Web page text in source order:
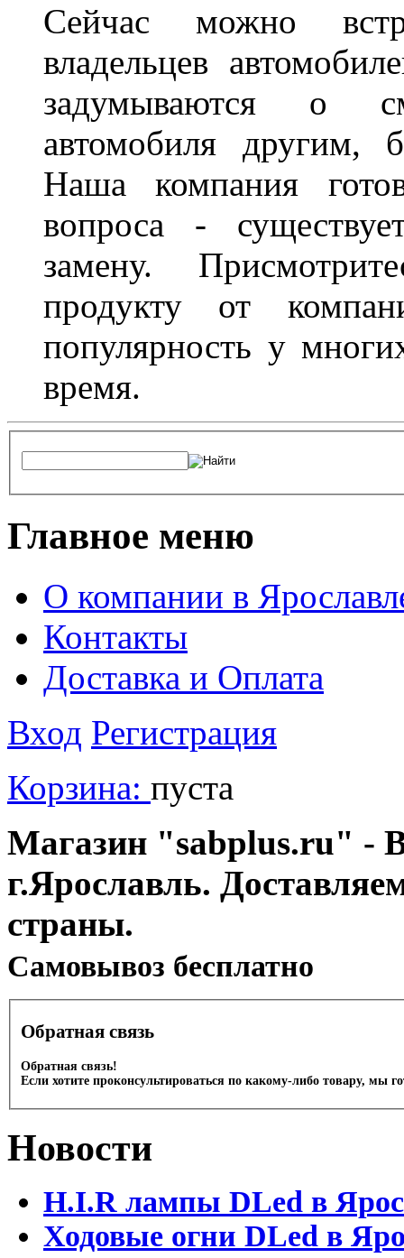
Сейчас можно
владельцев
задумываются о
автомобиля другим,
Наша компания
вопроса -
замену.
продукту от
популярность у
время.
Главное меню
О компании в
Контакты
Доставка и Оплата
Вход Регистрация
Корзина: пуста
Магазин "sabplus.ru" -
г.Ярославль.
страны.
Cамовывоз бесплатно
Обратная связь
Обратная связь!
Если хотите проконсультироваться по какому-либо товару, мы
Новости
H.I.R лампы DLed в
Ходовые огни DLed в